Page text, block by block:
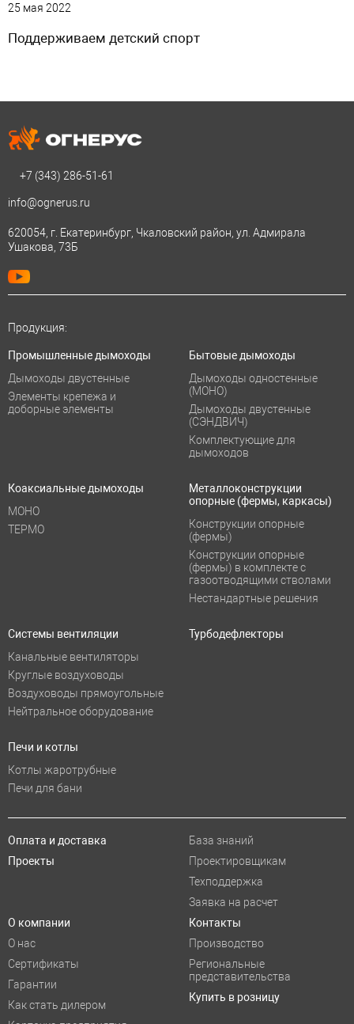
25 мая 2022
Поддерживаем детский спорт
+7 (343) 286-51-61
info@ognerus.ru
620054, г. Екатеринбург, Чкаловский район, ул. Адмирала
Ушакова, 73Б
Продукция:
Промышленные дымоходы
Дымоходы двустенные
Элементы крепежа и
доборные элементы
Бытовые дымоходы
Дымоходы одностенные
(МОНО)
Дымоходы двустенные
(СЭНДВИЧ)
Комплектующие для
дымоходов
Коаксиальные дымоходы
МОНО
ТЕРМО
Металлоконструкции
опорные (фермы, каркасы)
Конструкции опорные
(фермы)
Конструкции опорные
(фермы) в комплекте с
газоотводящими стволами
Нестандартные решения
Системы вентиляции
Канальные вентиляторы
Круглые воздуховоды
Воздуховоды прямоугольные
Нейтральное оборудование
Турбодефлекторы
Печи и котлы
Котлы жаротрубные
Печи для бани
Оплата и доставка
Проекты
База знаний
Проектировщикам
Техподдержка
Заявка на расчет
О компании
О нас
Сертификаты
Гарантии
Как стать дилером
Контакты
Производство
Региональные
представительства
Купить в розницу